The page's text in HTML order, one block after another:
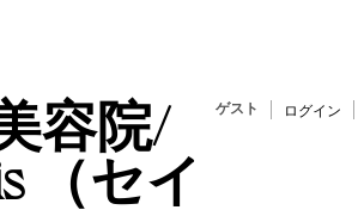
容院/
（セイ
ゲスト ログイン